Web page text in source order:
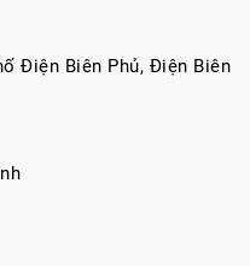
Điện Biên Phủ, Điện Biên